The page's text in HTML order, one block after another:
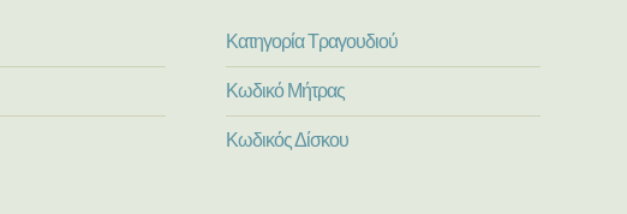
Κατηγορία Τραγουδιού
Κωδικό Μήτρας
Κωδικός Δίσκου